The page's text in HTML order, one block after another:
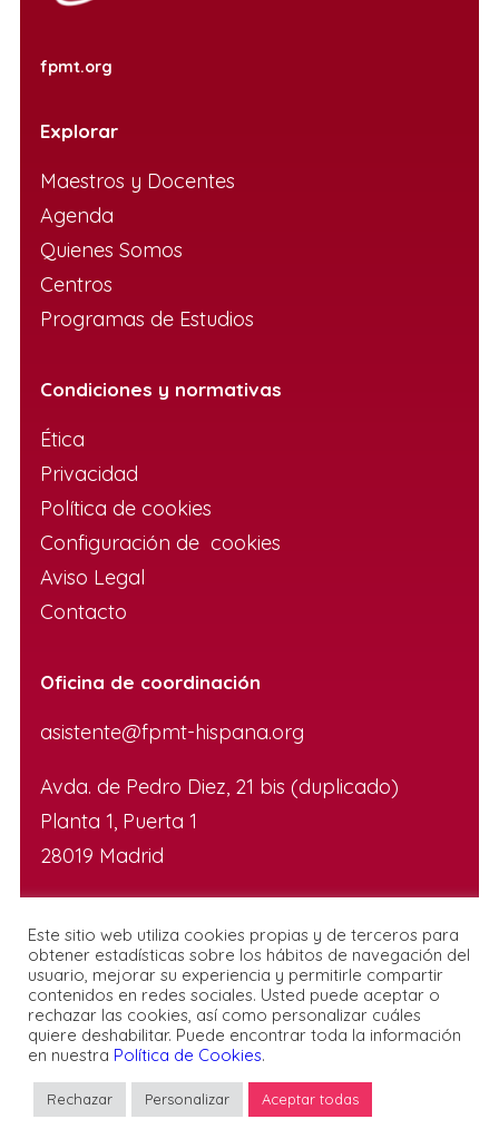
fpmt.org
Explorar
Maestros y Docentes
Agenda
Quienes Somos
Centros
Programas de Estudios
Condiciones y normativas
Ética
Privacidad
Política de cookies
Configuración de cookies
Aviso Legal
Contacto
Oficina de coordinación
asistente@fpmt-hispana.org
Avda. de Pedro Diez, 21 bis (duplicado)
Planta 1, Puerta 1
28019 Madrid
© FPMT España
Este sitio web utiliza cookies propias y de terceros para
obtener estadísticas sobre los hábitos de navegación del
usuario, mejorar su experiencia y permitirle compartir
contenidos en redes sociales. Usted puede aceptar o
rechazar las cookies, así como personalizar cuáles
quiere deshabilitar. Puede encontrar toda la información
en nuestra Política de Cookies.
Rechazar Personalizar Aceptar todas